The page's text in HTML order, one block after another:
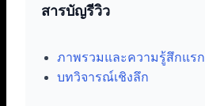
สารบัญรีวิว
ภาพรวมและความรู้สึกแรก
บทวิจารณ์เชิงลึก